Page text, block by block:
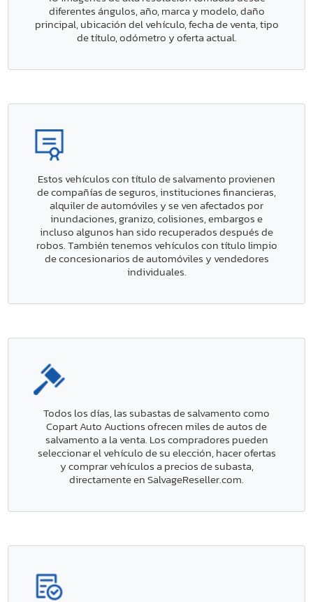
diferentes ángulos, año, marca y modelo, daño
principal, ubicación del vehículo, fecha de venta, tipo
de título, odómetro y oferta actual.
Estos vehículos con título de salvamento provienen
de compañías de seguros, instituciones financieras,
alquiler de automóviles y se ven afectados por
inundaciones, granizo, colisiones, embargos e
incluso algunos han sido recuperados después de
robos. También tenemos vehículos con título limpio
de concesionarios de automóviles y vendedores
individuales.
Todos los días, las subastas de salvamento como
Copart Auto Auctions ofrecen miles de autos de
salvamento a la venta. Los compradores pueden
seleccionar el vehículo de su elección, hacer ofertas
y comprar vehículos a precios de subasta,
directamente en SalvageReseller.com.